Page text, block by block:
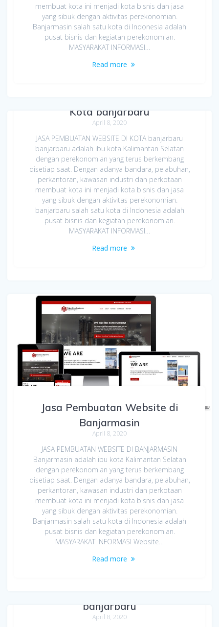
membuat kota ini menjadi kota bisnis dan jasa
yang sibuk dengan aktivitas perekonomian.
Banjarmasin salah satu kota di Indonesia adalah
pusat bisnis dan kegiatan perekonomian.
MASYARAKAT INFORMASI…
Read more
Kota banjarbaru
April 8, 2020
JASA PEMBUATAN WEBSITE DI KOTA banjarbaru
banjarbaru adalah ibu kota Kalimantan Selatan
dengan perekonomian yang terus berkembang
disetiap saat. Dengan adanya bandara, pelabuhan,
perkantoran, kawasan industri dan perkotaan
membuat kota ini menjadi kota bisnis dan jasa
yang sibuk dengan aktivitas perekonomian.
banjarbaru salah satu kota di Indonesia adalah
pusat bisnis dan kegiatan perekonomian.
MASYARAKAT INFORMASI…
Read more
Jasa Pembuatan Website di
Banjarmasin
April 8, 2020
JASA PEMBUATAN WEBSITE DI BANJARMASIN
Banjarmasin adalah ibu kota Kalimantan Selatan
dengan perekonomian yang terus berkembang
disetiap saat. Dengan adanya bandara, pelabuhan,
perkantoran, kawasan industri dan perkotaan
membuat kota ini menjadi kota bisnis dan jasa
yang sibuk dengan aktivitas perekonomian.
Banjarmasin salah satu kota di Indonesia adalah
pusat bisnis dan kegiatan perekonomian.
MASYARAKAT INFORMASI Website…
Read more
banjarbaru
April 8, 2020